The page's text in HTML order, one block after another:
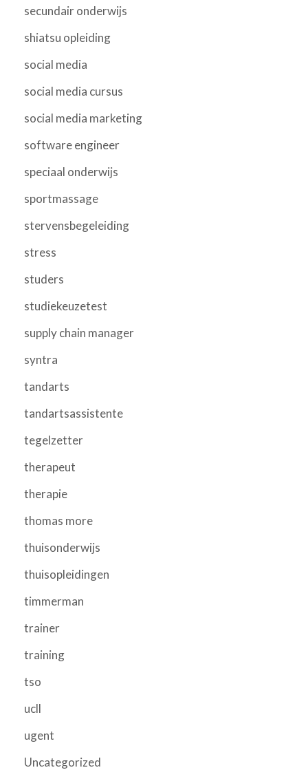
secundair onderwijs
shiatsu opleiding
social media
social media cursus
social media marketing
software engineer
speciaal onderwijs
sportmassage
stervensbegeleiding
stress
studers
studiekeuzetest
supply chain manager
syntra
tandarts
tandartsassistente
tegelzetter
therapeut
therapie
thomas more
thuisonderwijs
thuisopleidingen
timmerman
trainer
training
tso
ucll
ugent
Uncategorized